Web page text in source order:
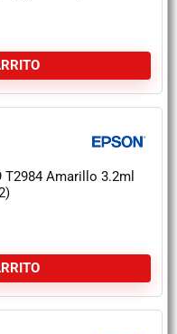
T2984 Amarillo 3.2ml